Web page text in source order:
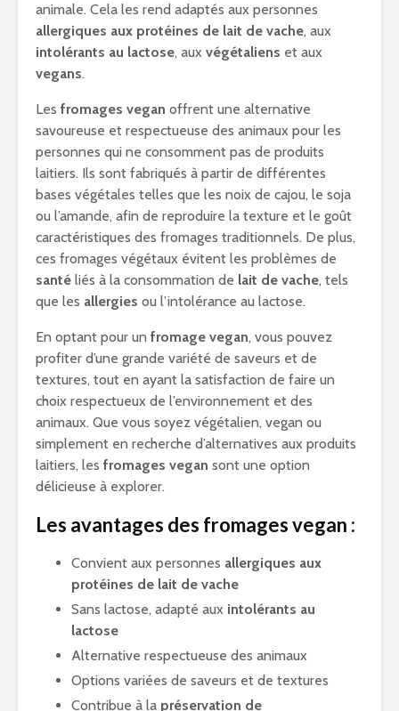
animale. Cela les rend adaptés aux personnes
allergiques aux protéines de lait de vache, aux
intolérants au lactose, aux végétaliens et aux
vegans.
Les fromages vegan offrent une alternative
savoureuse et respectueuse des animaux pour les
personnes qui ne consomment pas de produits
laitiers. Ils sont fabriqués à partir de différentes
bases végétales telles que les noix de cajou, le soja
ou l’amande, afin de reproduire la texture et le goût
caractéristiques des fromages traditionnels. De plus,
ces fromages végétaux évitent les problèmes de
santé liés à la consommation de lait de vache, tels
que les allergies ou l’intolérance au lactose.
En optant pour un fromage vegan, vous pouvez
profiter d’une grande variété de saveurs et de
textures, tout en ayant la satisfaction de faire un
choix respectueux de l’environnement et des
animaux. Que vous soyez végétalien, vegan ou
simplement en recherche d’alternatives aux produits
laitiers, les fromages vegan sont une option
délicieuse à explorer.
Les avantages des fromages vegan :
Convient aux personnes allergiques aux
protéines de lait de vache
Sans lactose, adapté aux intolérants au
lactose
Alternative respectueuse des animaux
Options variées de saveurs et de textures
Contribue à la préservation de